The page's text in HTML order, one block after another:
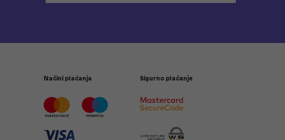
Načini plaćanja Sigurno plaćanje